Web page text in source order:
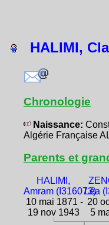
HALIMI,
Chronologie
Naissance:
Algérie Française
Parents et
HALIMI,
Amram (I316073)
10 mai 1871 -
19 nov 1943
Léa
20
5